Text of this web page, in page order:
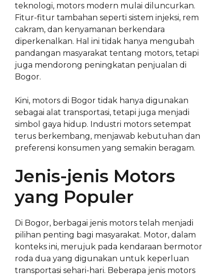
teknologi, motors modern mulai diluncurkan.
Fitur-fitur tambahan seperti sistem injeksi, rem
cakram, dan kenyamanan berkendara
diperkenalkan. Hal ini tidak hanya mengubah
pandangan masyarakat tentang motors, tetapi
juga mendorong peningkatan penjualan di
Bogor.
Kini, motors di Bogor tidak hanya digunakan
sebagai alat transportasi, tetapi juga menjadi
simbol gaya hidup. Industri motors setempat
terus berkembang, menjawab kebutuhan dan
preferensi konsumen yang semakin beragam.
Jenis-jenis Motors
yang Populer
Di Bogor, berbagai jenis motors telah menjadi
pilihan penting bagi masyarakat. Motor, dalam
konteks ini, merujuk pada kendaraan bermotor
roda dua yang digunakan untuk keperluan
transportasi sehari-hari. Beberapa jenis motors